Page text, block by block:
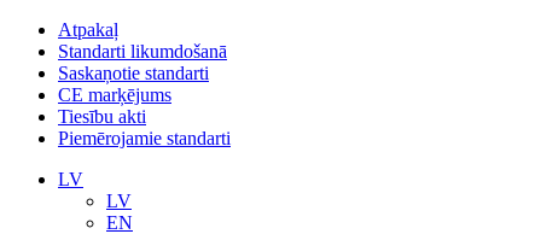
Atpakaļ
Standarti likumdošanā
Saskaņotie standarti
CE marķējums
Tiesību akti
Piemērojamie standarti
LV
LV
EN